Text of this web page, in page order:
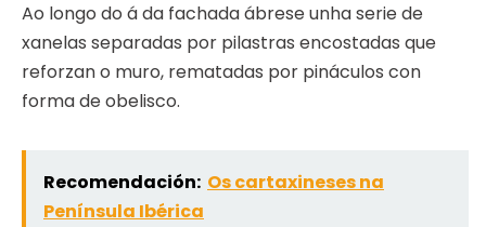
Ao longo do á da fachada ábrese unha serie de
xanelas separadas por pilastras encostadas que
reforzan o muro, rematadas por pináculos con
forma de obelisco.
Recomendación: Os cartaxineses na
Península Ibérica